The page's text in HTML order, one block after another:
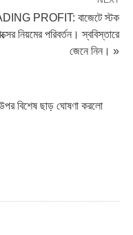
PROFIT: বাজেটে স্টক
নিয়মের পরিবর্তন। স্ববিস্তারে
জেনে নিন। »
বিশেষ ছাড় ঘোষণা করলো